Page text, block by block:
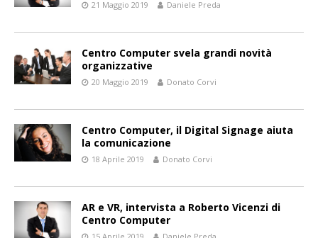
21 Maggio 2019 Daniele Preda
Centro Computer svela grandi novità
organizzative
20 Maggio 2019 Donato Corvi
Centro Computer, il Digital Signage aiuta
la comunicazione
18 Aprile 2019 Donato Corvi
AR e VR, intervista a Roberto Vicenzi di
Centro Computer